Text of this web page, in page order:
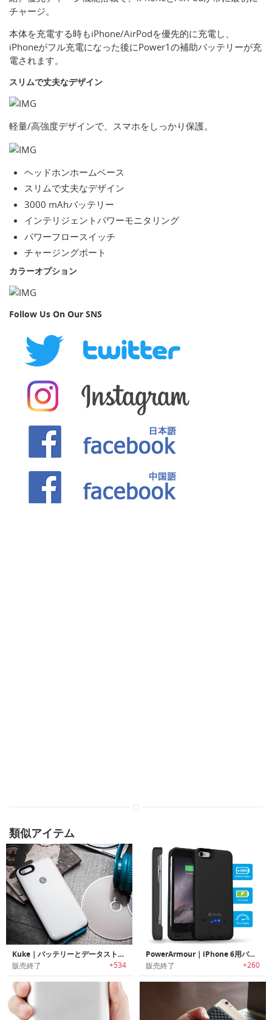
チャージ。
本体を充電する時もiPhone/AirPodを優先的に充電し、
iPhoneがフル充電になった後にPower1の補助バッテリーが充
電されます。
スリムで丈夫なデザイン
軽量/高強度デザインで、スマホをしっかり保護。
ヘッドホンホームベース
スリムで丈夫なデザイン
3000 mAhバッテリー
インテリジェントパワーモニタリング
パワーフロースイッチ
チャージングポート
カラーオプション
Follow Us On Our SNS
類似アイテム
Kuke｜バッテリーとデータストレージ搭載の薄型iPhoneケース「キューク」
販売終了 +534
PowerArmour｜iPhone 6用バッテリーケース
販売終了 +260